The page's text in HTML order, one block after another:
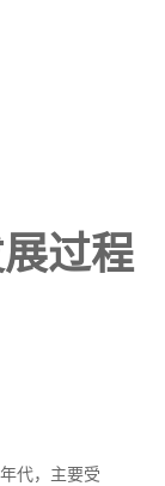
过程
代，主要受